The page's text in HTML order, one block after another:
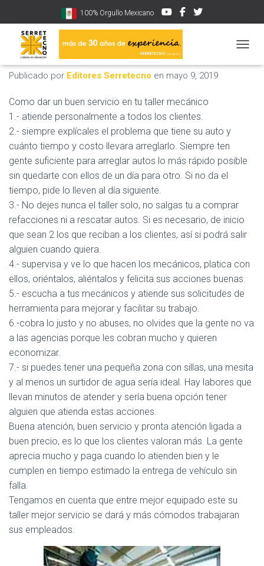
100% Orgullo Mexicano
Tu taller mecánico
Publicado por Editores Serretecno en mayo 9, 2019
Como dar un buen servicio en tu taller mecánico
1.- atiende personalmente a todos los clientes.
2.- siempre explícales el problema que tiene su auto y
cuánto tiempo y costo llevara arreglarlo. Siempre ten
gente suficiente para arreglar autos lo más rápido posible
sin quedarte con ellos de un día para otro. Si no da el
tiempo, pide lo lleven al día siguiente.
3.- No dejes nunca el taller solo, no salgas tu a comprar
refacciones ni a rescatar autos. Si es necesario, de inicio
que sean 2 los que reciban a los clientes, así si podrá salir
alguien cuando quiera.
4.- supervisa y ve lo que hacen los mecánicos, platica con
ellos, oriéntalos, aliéntalos y felicita sus acciones buenas.
5.- escucha a tus mecánicos y atiende sus solicitudes de
herramienta para mejorar y facilitar su trabajo.
6.-cobra lo justo y no abuses, no olvides que la gente no va
a las agencias porque les cobran mucho y quieren
economizar.
7.- si puedes tener una pequeña zona con sillas, una mesita
y al menos un surtidor de agua sería ideal. Hay labores que
llevan minutos de atender y sería buena opción tener
alguien que atienda estas acciones.
Buena atención, buen servicio y pronta atención ligada a
buen precio, es lo que los clientes valoran más. La gente
aprecia mucho y paga cuando lo atienden bien y le
cumplen en tiempo estimado la entrega de vehículo sin
falla.
Tengamos en cuenta que entre mejor equipado este su
taller mejor servicio se dará y más cómodos trabajaran
sus empleados.